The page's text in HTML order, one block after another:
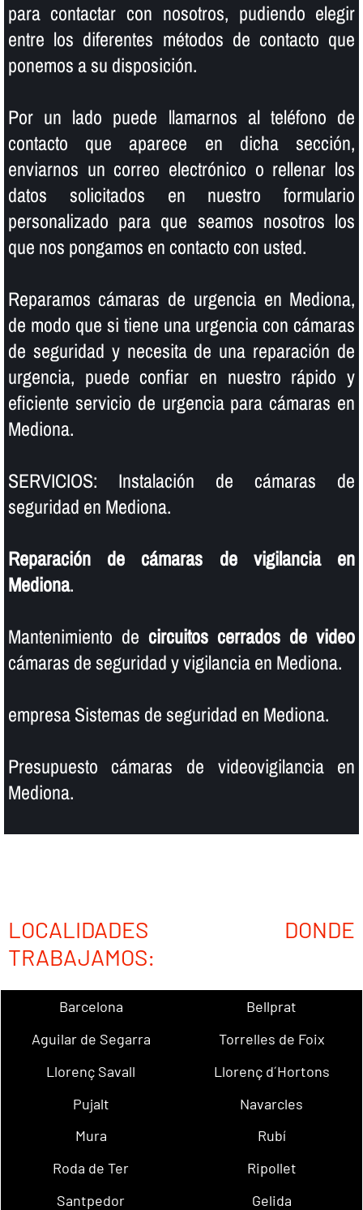
para contactar con nosotros, pudiendo elegir
entre los diferentes métodos de contacto que
ponemos a su disposición.
Por un lado puede llamarnos al teléfono de
contacto que aparece en dicha sección,
enviarnos un correo electrónico o rellenar los
datos solicitados en nuestro formulario
personalizado para que seamos nosotros los
que nos pongamos en contacto con usted.
Reparamos cámaras de urgencia en Mediona,
de modo que si tiene una urgencia con cámaras
de seguridad y necesita de una reparación de
urgencia, puede confiar en nuestro rápido y
eficiente servicio de urgencia para cámaras en
Mediona.
SERVICIOS: Instalación de cámaras de
seguridad en Mediona.
Reparación de cámaras de vigilancia en
Mediona.
Mantenimiento de circuitos cerrados de video
cámaras de seguridad y vigilancia en Mediona.
empresa Sistemas de seguridad en Mediona.
Presupuesto cámaras de videovigilancia en
Mediona.
LOCALIDADES DONDE
TRABAJAMOS:
Barcelona
Bellprat
Aguilar de Segarra
Torrelles de Foix
Llorenç Savall
Llorenç d´Hortons
Pujalt
Navarcles
Mura
Rubí
Roda de Ter
Ripollet
Santpedor
Gelida